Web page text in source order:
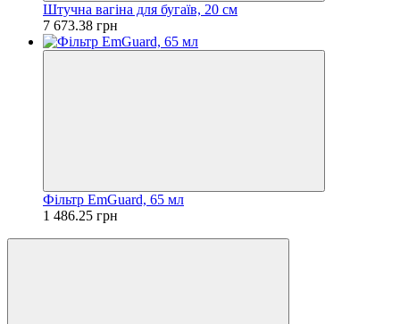
Штучна вагіна для бугаїв, 20 см
7 673.38 грн
Фільтр EmGuard, 65 мл
1 486.25 грн